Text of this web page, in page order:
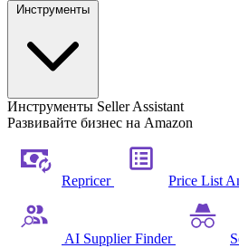
Инструменты Seller Assistant
Развивайте бизнес на Amazon
Repricer Price List
AI Supplier Finder